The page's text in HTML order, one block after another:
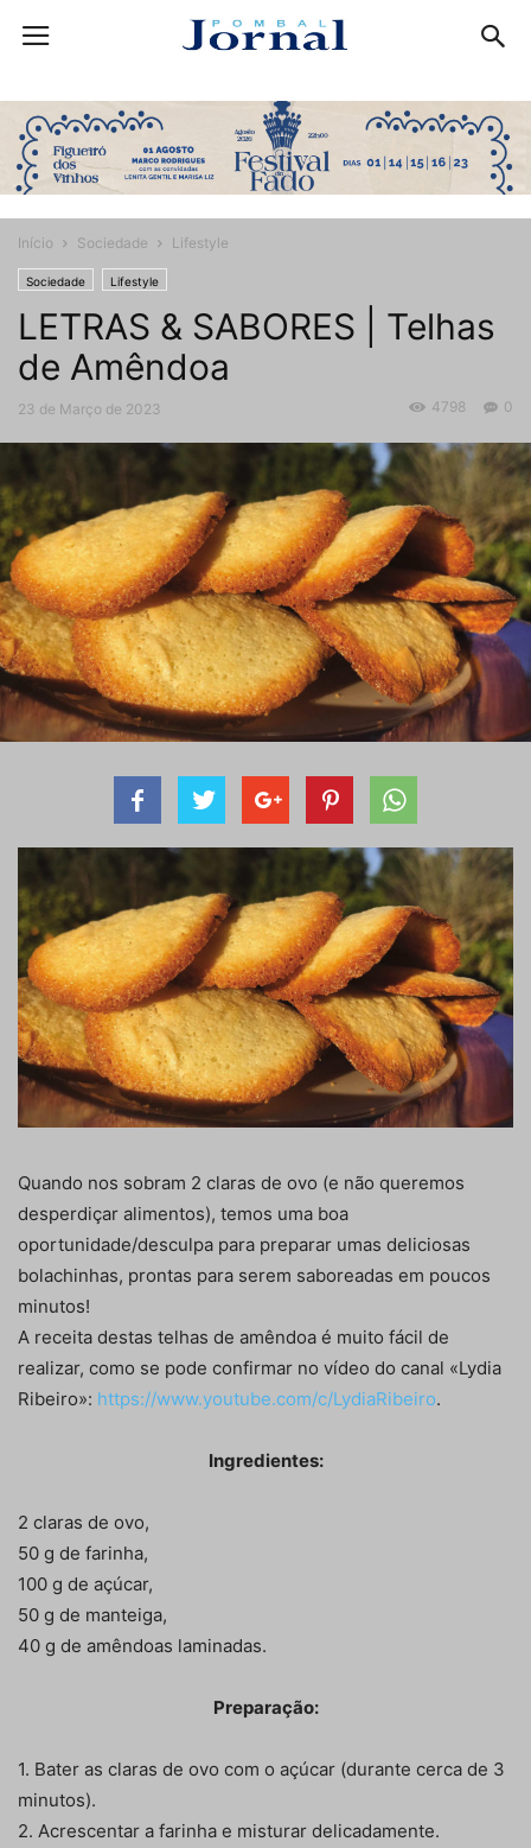
Início Sociedade Lifestyle
Sociedade Lifestyle
LETRAS & SABORES | Telhas
de Amêndoa
23 de Março de 2023 0
4798
Quando nos sobram 2 claras de ovo (e não queremos
desperdiçar alimentos), temos uma boa
oportunidade/desculpa para preparar umas deliciosas
bolachinhas, prontas para serem saboreadas em poucos
minutos!
A receita destas telhas de amêndoa é muito fácil de
realizar, como se pode confirmar no vídeo do canal «Lydia
Ribeiro»: https://www.youtube.com/c/LydiaRibeiro.
Ingredientes:
2 claras de ovo,
50 g de farinha,
100 g de açúcar,
50 g de manteiga,
40 g de amêndoas laminadas.
Preparação:
1. Bater as claras de ovo com o açúcar (durante cerca de 3
minutos).
2. Acrescentar a farinha e misturar delicadamente.